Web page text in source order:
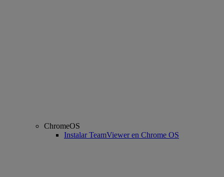
ChromeOS
Instalar TeamViewer en Chrome OS